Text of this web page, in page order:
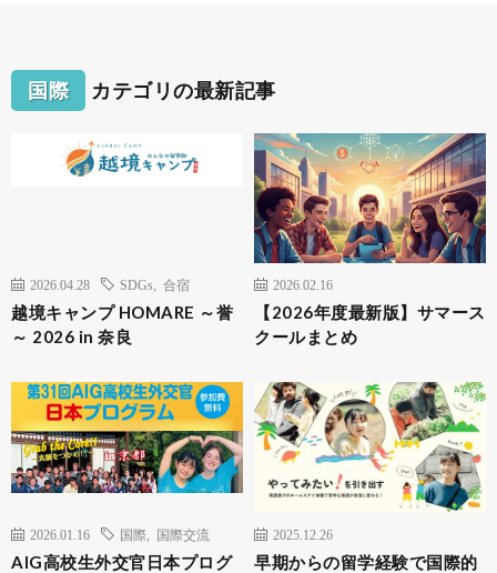
国際 カテゴリの最新記事
2026.04.28 SDGs 合宿
越境キャンプ HOMARE ～誉
～ 2026 in 奈良
2026.02.16
【2026年度最新版】サマース
クールまとめ
2026.01.16 国際 国際交流
AIG高校生外交官日本プログ
2025.12.26
早期からの留学経験で国際的